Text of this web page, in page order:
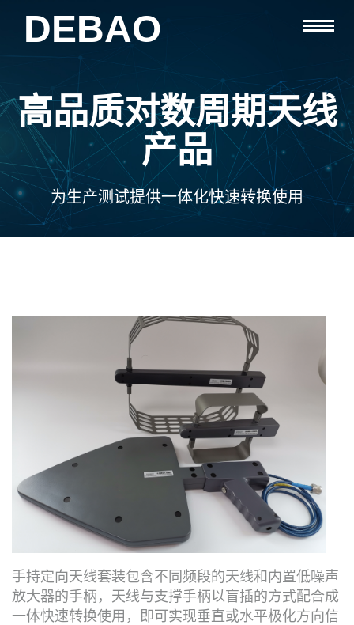
DEBAO
首页
产品
支持
资讯
关于
高品质对数周期天线
产品
为生产测试提供一体化快速转换使用
手持定向天线套装包含不同频段的天线和内置低噪声
放大器的手柄，天线与支撑手柄以盲插的方式配合成
一体快速转换使用，即可实现垂直或水平极化方向信